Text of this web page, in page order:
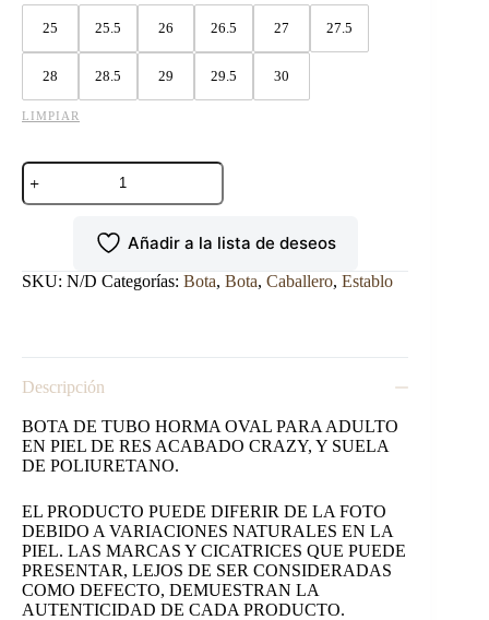
25 25.5 26 26.5 27 27.5
28 28.5 29 29.5 30
LIMPIAR
BOTA
ESTABLO
DE
Añadir a la lista de deseos
SKU: N/D Categorías: Bota, Bota, Caballero, Establo
Descripción
BOTA DE TUBO HORMA OVAL PARA ADULTO
EN PIEL DE RES ACABADO CRAZY, Y SUELA
DE POLIURETANO.
EL PRODUCTO PUEDE DIFERIR DE LA FOTO
DEBIDO A VARIACIONES NATURALES EN LA
PIEL. LAS MARCAS Y CICATRICES QUE PUEDE
PRESENTAR, LEJOS DE SER CONSIDERADAS
COMO DEFECTO, DEMUESTRAN LA
AUTENTICIDAD DE CADA PRODUCTO.